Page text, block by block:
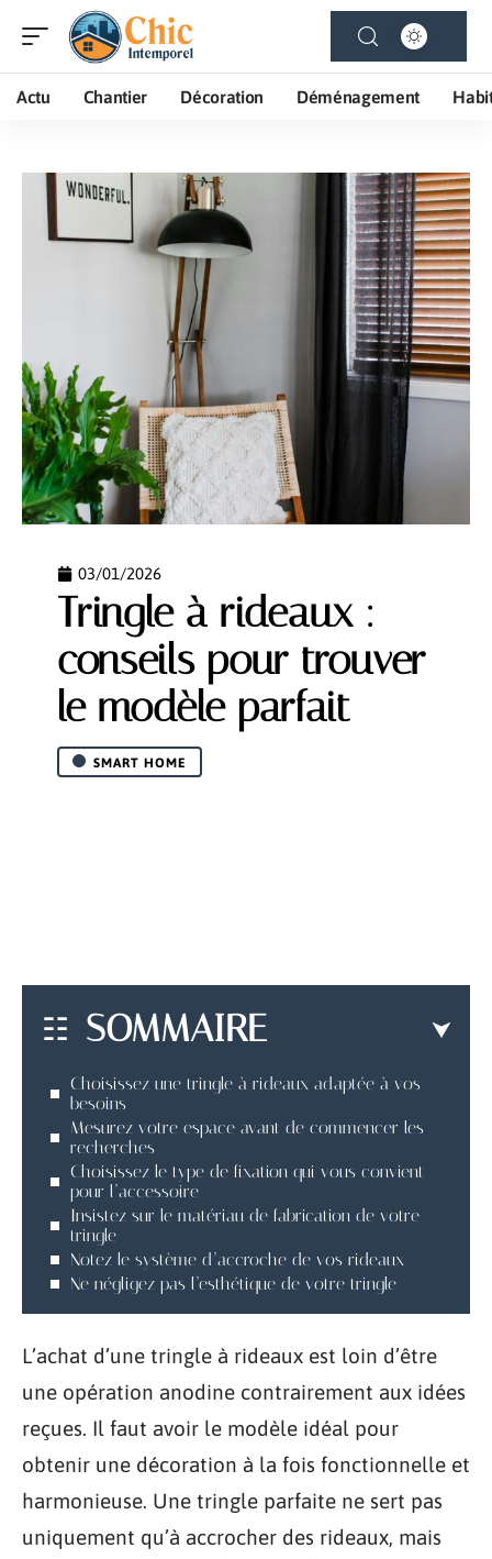
Actu Chantier Décoration Déménagement
03/01/2026
Tringle à rideaux :
conseils pour trouver
le modèle parfait
SMART HOME
SOMMAIRE
Choisissez une tringle à rideaux adaptée à vos
besoins
Mesurez votre espace avant de commencer les
recherches
Choisissez le type de fixation qui vous convient
pour l’accessoire
Insistez sur le matériau de fabrication de votre
tringle
Notez le système d’accroche de vos rideaux
Ne négligez pas l’esthétique de votre tringle
L’achat d’une tringle à rideaux est loin d’être
une opération anodine contrairement aux idées
reçues. Il faut avoir le modèle idéal pour
obtenir une décoration à la fois fonctionnelle et
harmonieuse. Une tringle parfaite ne sert pas
uniquement qu’à accrocher des rideaux, mais